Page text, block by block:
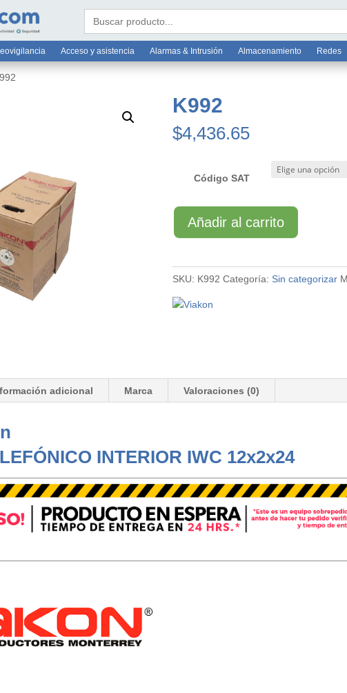
33 3826 7812
Buscar:
Acceso y asistencia Alarmas & Intrusión Almacenamiento Redes
K992
$4,436.65
Código SAT
K992
cantidad
Añadir al carrito
SKU: K992 Categoría: Sin categorizar
adicional Marca Valoraciones (0)
INTERIOR IWC 12x2x24